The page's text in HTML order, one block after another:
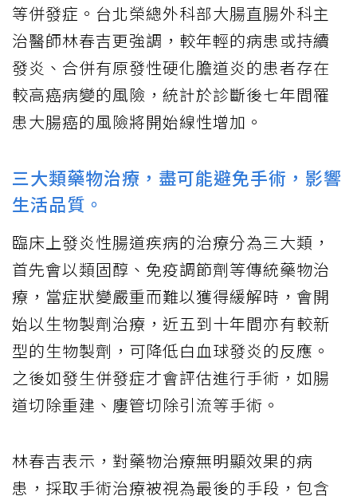
等併發症。台北榮總外科部大腸直腸外科主
治醫師林春吉更強調，較年輕的病患或持續
發炎、合併有原發性硬化膽道炎的患者存在
較高癌病變的風險，統計於診斷後七年間罹
患大腸癌的風險將開始線性增加。
三大類藥物治療，盡可能避免手術，影響
生活品質。
臨床上發炎性腸道疾病的治療分為三大類，
首先會以類固醇、免疫調節劑等傳統藥物治
療，當症狀變嚴重而難以獲得緩解時，會開
始以生物製劑治療，近五到十年間亦有較新
型的生物製劑，可降低白血球發炎的反應。
之後如發生併發症才會評估進行手術，如腸
道切除重建、廔管切除引流等手術。
林春吉表示，對藥物治療無明顯效果的病
患，採取手術治療被視為最後的手段，包含